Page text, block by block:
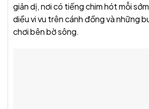
giản dị, nơi có tiếng chim hót mỗi
diều vi vu trên cánh đồng và những
chơi bên bờ sông.